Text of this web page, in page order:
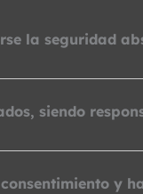
la seguridad
siendo
y